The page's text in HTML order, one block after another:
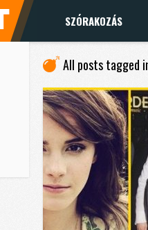
SZÓRAKOZÁS
All posts tagged